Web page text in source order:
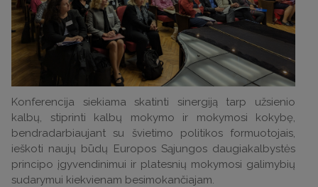
Konferencija siekiama skatinti sinergiją tarp užsienio
kalbų, stiprinti kalbų mokymo ir mokymosi kokybę,
bendradarbiaujant su švietimo politikos formuotojais,
ieškoti naujų būdų Europos Sąjungos daugiakalbystės
principo įgyvendinimui ir platesnių mokymosi galimybių
sudarymui kiekvienam besimokančiajam.